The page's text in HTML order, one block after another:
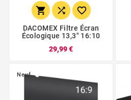
  
DACOMEX Filtre Écran
Écologique 13,3" 16:10
29,99 €
Neuf